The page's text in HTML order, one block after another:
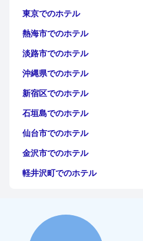
東京でのホテル
熱海市でのホテル
淡路市でのホテル
沖縄県でのホテル
新宿区でのホテル
石垣島でのホテル
仙台市でのホテル
金沢市でのホテル
軽井沢町でのホテル
神戸市でのホテル
宮古島でのホテル